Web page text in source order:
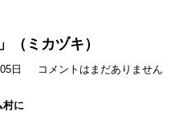
（ミカヅキ）
日 コメントはまだありません
村に